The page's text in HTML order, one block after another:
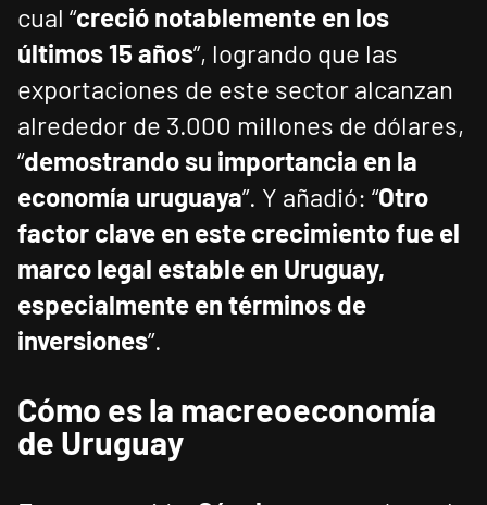
cual “creció notablemente en los
últimos 15 años”, logrando que las
exportaciones de este sector alcanzan
alrededor de 3.000 millones de dólares,
“demostrando su importancia en la
economía uruguaya”. Y añadió: “Otro
factor clave en este crecimiento fue el
marco legal estable en Uruguay,
especialmente en términos de
inversiones”.
Cómo es la macreoeconomía
de Uruguay